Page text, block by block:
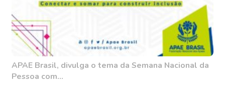
APAE Brasil, divulga o tema da Semana Nacional da
Pessoa com...